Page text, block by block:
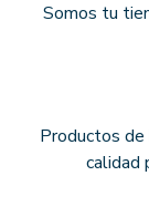
Somos tu
Productos de
calidad